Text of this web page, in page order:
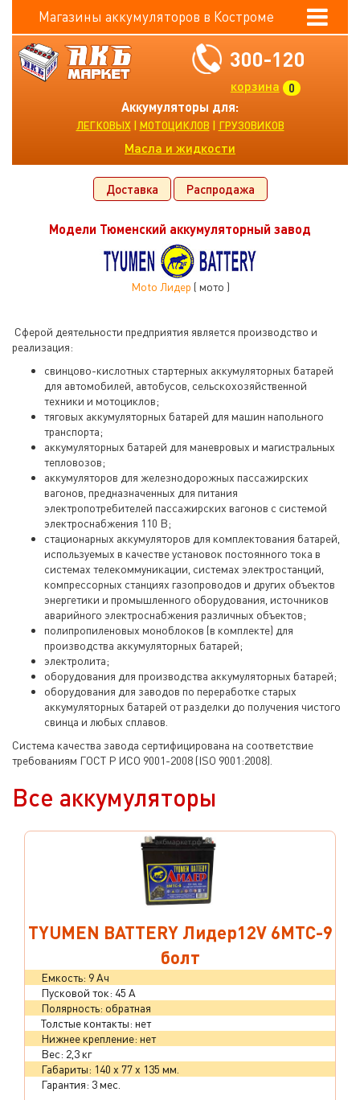
Магазины аккумуляторов в Костроме
300-120
0
корзина
Аккумуляторы для:
ЛЕГКОВЫХ | МОТОЦИКЛОВ | ГРУЗОВИКОВ
Масла и жидкости
Доставка Распродажа
Модели Тюменский аккумуляторный завод
Moto Лидер ( мото )
Сферой деятельности предприятия является производство и
реализация:
свинцово-кислотных стартерных аккумуляторных батарей
для автомобилей, автобусов, сельскохозяйственной
техники и мотоциклов;
тяговых аккумуляторных батарей для машин напольного
транспорта;
аккумуляторных батарей для маневровых и магистральных
тепловозов;
аккумуляторов для железнодорожных пассажирских
вагонов, предназначенных для питания
электропотребителей пассажирских вагонов с системой
электроснабжения 110 В;
стационарных аккумуляторов для комплектования батарей,
используемых в качестве установок постоянного тока в
системах телекоммуникации, системах электростанций,
компрессорных станциях газопроводов и других объектов
энергетики и промышленного оборудования, источников
аварийного электроснабжения различных объектов;
полипропиленовых моноблоков (в комплекте) для
производства аккумуляторных батарей;
электролита;
оборудования для производства аккумуляторных батарей;
оборудования для заводов по переработке старых
аккумуляторных батарей от разделки до получения чистого
свинца и любых сплавов.
Система качества завода сертифицирована на соответствие
требованиям ГОСТ Р ИСО 9001-2008 (ISO 9001:2008).
Все аккумуляторы
TYUMEN BATTERY Лидер12V 6МТС-9
болт
Емкость: 9 Ач
Пусковой ток: 45 А
Полярность: обратная
Толстые контакты: нет
Нижнее крепление: нет
Вес: 2,3 кг
Габариты: 140 x 77 x 135 мм.
Гарантия: 3 мес.